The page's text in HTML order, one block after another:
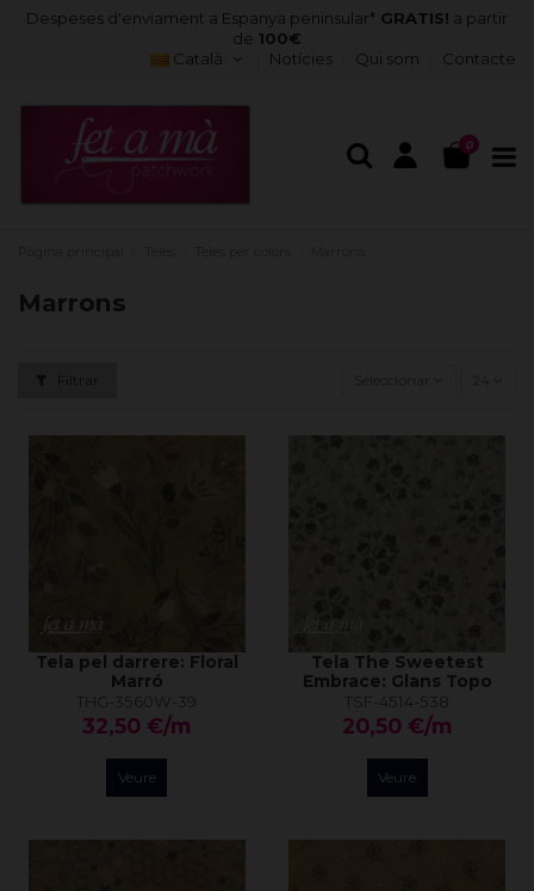
Despeses d'enviament a Espanya peninsular* GRATIS! a partir
de 100€
Català
Notícies Qui som Contacte
0
Marrons
Tela pel darrere: Floral
Marró
THG-3560W-39
32,50 €/m
Veure
Tela The Sweetest
Embrace: Glans Topo
TSF-4514-538
20,50 €/m
Veure